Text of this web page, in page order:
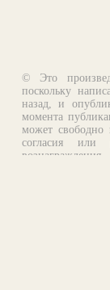
© Это
поскольку
назад, и
момента
может свободно
согласия или
вознаграждения.